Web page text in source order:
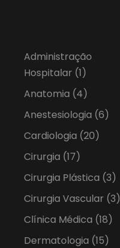
Administração
Hospitalar (1)
Anatomia (4)
Anestesiologia (6)
Cardiologia (20)
Cirurgia (17)
Cirurgia Plástica (3)
Cirurgia Vascular (3)
Clínica Médica (18)
Dermatologia (15)